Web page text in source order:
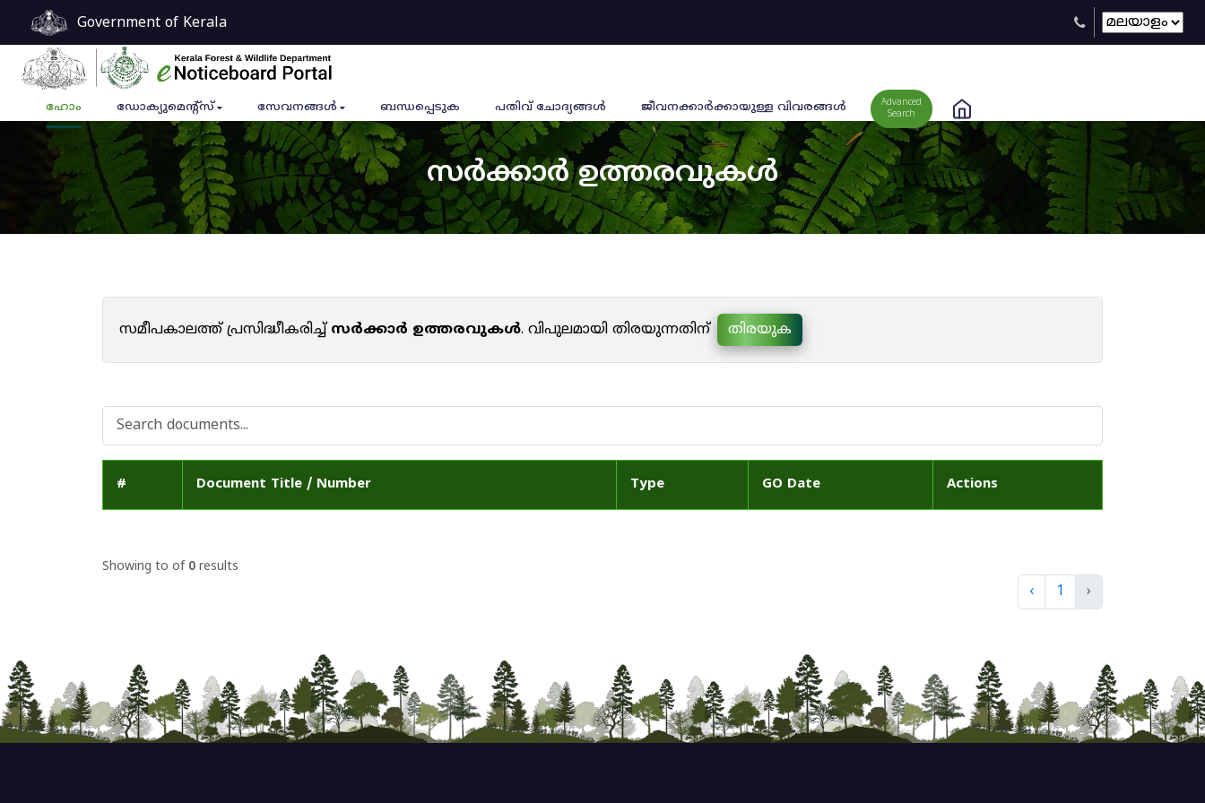
Government of Kerala
ഹോം ഡോക്യുമെൻ്റ്സ് സേവനങ്ങൾ ബന്ധപ്പെടുക പതിവ് ചോദ്യങ്ങൾ ജീവനക്കാര്‍ക്കായുള്ള വിവരങ്ങള്‍
Advanced
Search
സർക്കാർ ഉത്തരവുകൾ
സമീപകാലത്ത് പ്രസിദ്ധീകരിച്ച്സർക്കാർ ഉത്തരവുകൾ. വിപുലമായി തിരയുന്നതിന് തിരയുക
# Document Title / Number Type GO Date Actions
Showing to of 0 results
‹ 1 ›